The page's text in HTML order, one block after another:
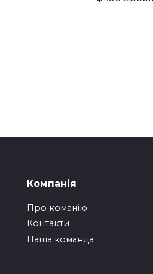
Компанія
Про команію
Контакти
Наша команда